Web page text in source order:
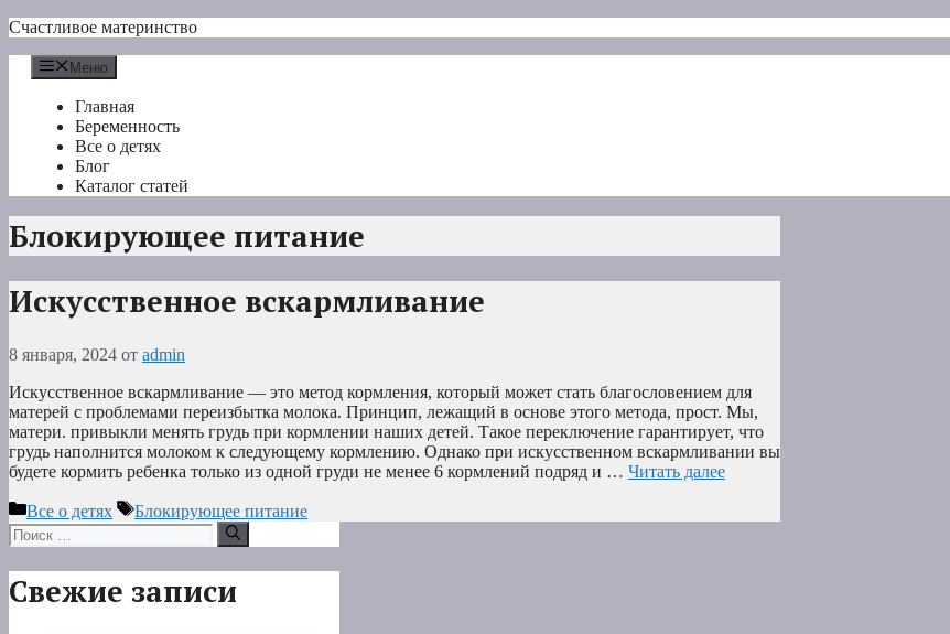
Перейти
содержимому
Счастливое материнство
Меню
Главная
Беременность
Все о детях
Блог
Каталог статей
Блокирующее питание
Искусственное вскармливание
8 января, 2024 от admin
Искусственное вскармливание — это метод кормления, который может стать благословением для
матерей с проблемами переизбытка молока. Принцип, лежащий в основе этого метода, прост. Мы,
матери. привыкли менять грудь при кормлении наших детей. Такое переключение гарантирует, что
грудь наполнится молоком к следующему кормлению. Однако при искусственном вскармливании вы
будете кормить ребенка только из одной груди не менее 6 кормлений подряд и … Читать далее
Рубрики
Все о детях Метки
Блокирующее питание
Поиск:
Свежие записи